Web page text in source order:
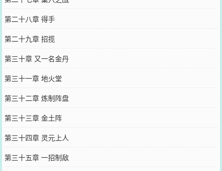
第二十八章 得手
第二十九章 招揽
第三十章 又一名金丹
第三十一章 地火堂
第三十二章 炼制阵盘
第三十三章 金土阵
第三十四章 灵元上人
第三十五章 一招制敌